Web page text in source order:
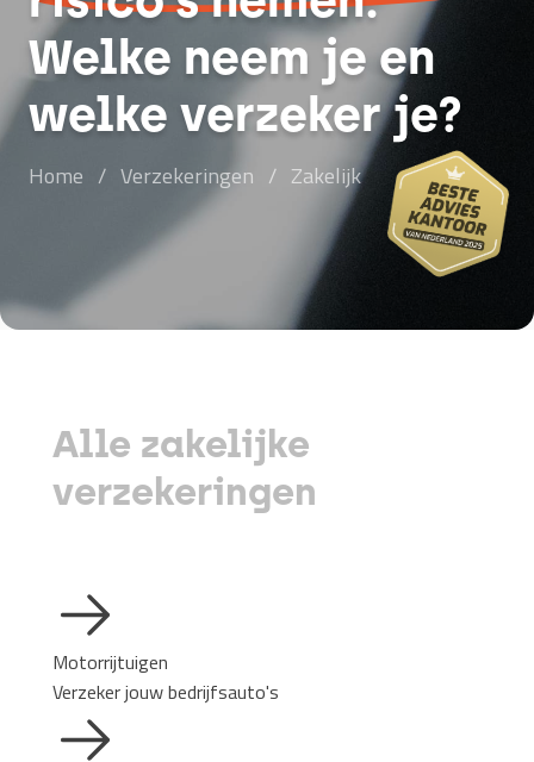
Welke neem je en
welke verzeker je?
Home / Verzekeringen / Zakelijk
Alle zakelijke
verzekeringen
Motorrijtuigen
Verzeker jouw bedrijfsauto's